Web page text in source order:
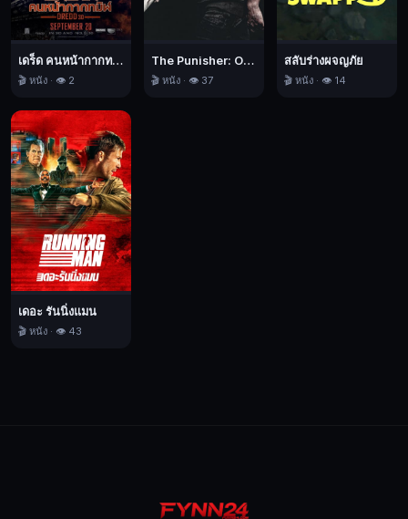
วัน
ซวย
แต่
ยิ่ง
ป่วน
ขึ้น
เรื่อยๆ
The
Pickup,
เดอะ
คอัพ,
เดร็ด คนหน้ากากทมิฬ
🎬 หนัง · 👁️ 2
The Punisher: One Last Kill เดอะ พันนิชเชอร์: ฆ่าทิ้งทวน
🎬 หนัง · 👁️ 37
สลับร่างผจญภัย
🎬 หนัง · 👁️ 14
เดอะ รันนิ่งแมน
🎬 หนัง · 👁️ 43